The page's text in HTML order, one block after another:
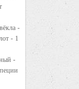
-
- 1
-